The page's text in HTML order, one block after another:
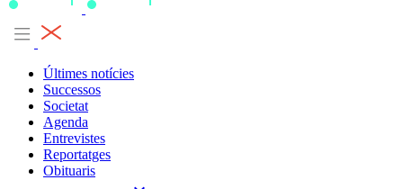
Últimes notícies
Successos
Societat
Agenda
Entrevistes
Reportatges
Obituaris